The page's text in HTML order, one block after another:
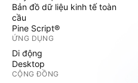
Bản đồ dữ liệu kinh tế toàn
cầu
Pine Script®
ỨNG DỤNG
Di động
Desktop
CỘNG ĐỒNG